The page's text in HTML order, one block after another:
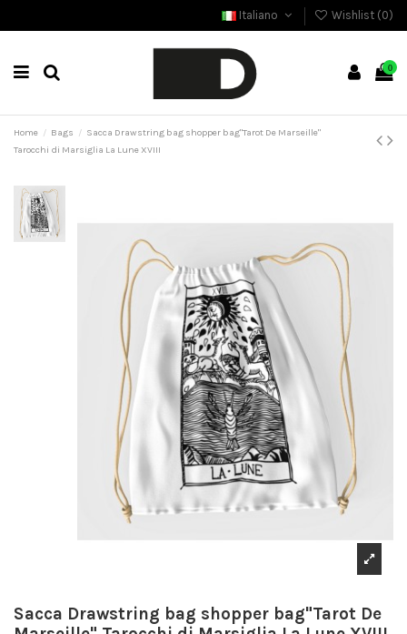
Italiano Wishlist (0)
0
Home Bags
Sacca Drawstring bag shopper bag"Tarot De Marseille"
Tarocchi di Marsiglia La Lune XVIII
Sacca Drawstring bag shopper bag"Tarot De